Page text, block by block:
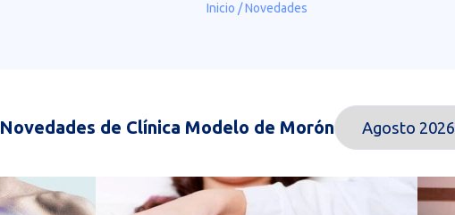
Inicio /Novedades
Novedades de Clínica Modelo de Morón